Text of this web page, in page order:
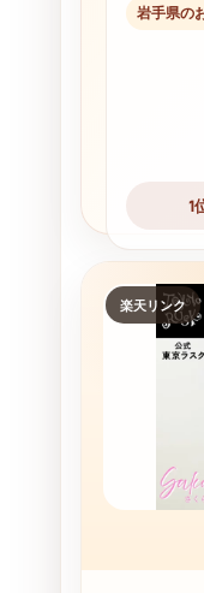
岩手県の
1
楽天リンク